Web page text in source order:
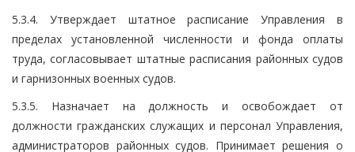
5.3.4. Утверждает штатное расписание Управления в
пределах установленной численности и фонда оплаты
труда, согласовывает штатные расписания районных судов
и гарнизонных военных судов.
5.3.5. Назначает на должность и освобождает от
должности гражданских служащих и персонал Управления,
администраторов районных судов. Принимает решения о